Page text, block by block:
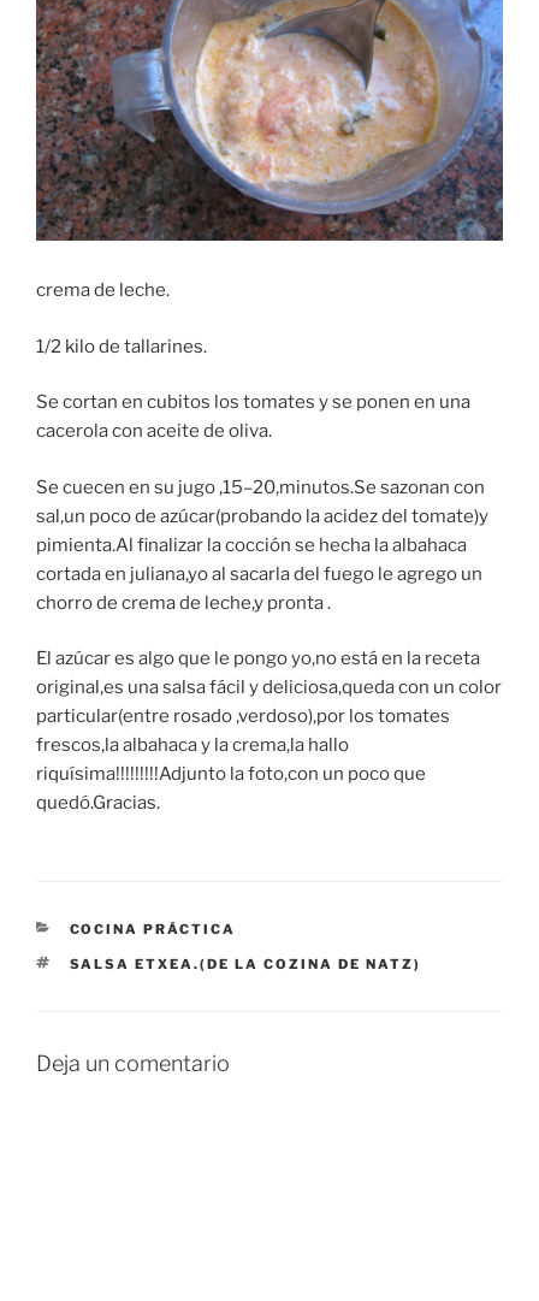
crema de leche.
1/2 kilo de tallarines.
Se cortan en cubitos los tomates y se ponen en una
cacerola con aceite de oliva.
Se cuecen en su jugo ,15–20,minutos.Se sazonan con
sal,un poco de azúcar(probando la acidez del tomate)y
pimienta.Al finalizar la cocción se hecha la albahaca
cortada en juliana,yo al sacarla del fuego le agrego un
chorro de crema de leche,y pronta .
El azúcar es algo que le pongo yo,no está en la receta
original,es una salsa fácil y deliciosa,queda con un color
particular(entre rosado ,verdoso),por los tomates
frescos,la albahaca y la crema,la hallo
riquísima!!!!!!!!!Adjunto la foto,con un poco que
quedó.Gracias.
CATEGORÍAS
COCINA PRÁCTICA
ETIQUETAS
SALSA ETXEA.(DE LA COZINA DE NATZ)
Deja un comentario